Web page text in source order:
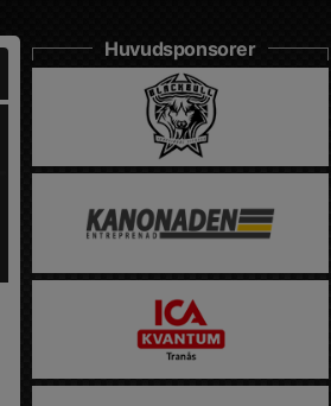
Huvudsponsorer